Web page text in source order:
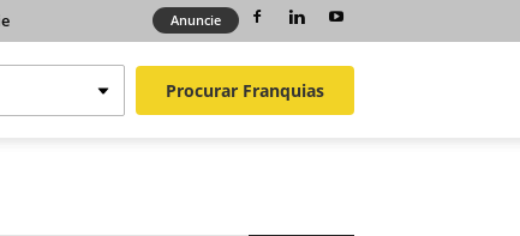
Anuncie
Procurar Franquias